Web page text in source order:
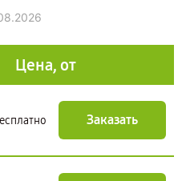
Цена, от
Заказать